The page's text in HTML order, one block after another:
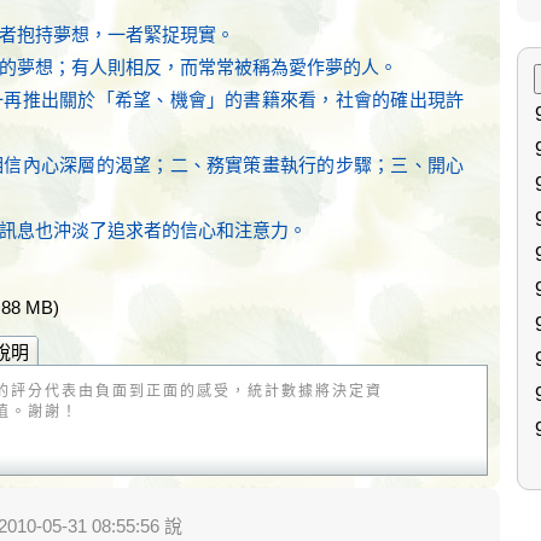
抱持夢想，一者緊捉現實。
夢想；有人則相反，而常常被稱為愛作夢的人。
推出關於「希望、機會」的書籍來看，社會的確出現許
內心深層的渴望；二、務實策畫執行的步驟；三、開心
息也沖淡了追求者的信心和注意力。
MB)
明
評分代表由負面到正面的感受，統計數據將決定資
。謝謝！
05-31 08:55:56 說